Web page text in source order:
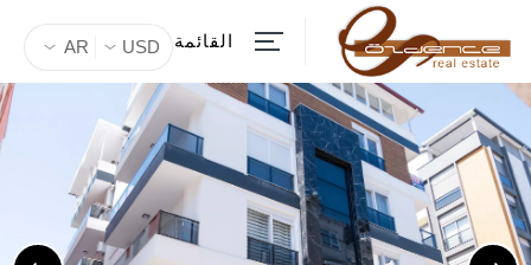
القائمة AR USD